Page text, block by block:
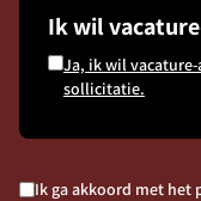
Ik wil
Ja, ik wil
sollicitatie.
Ik ga akkoord met het
Alerts